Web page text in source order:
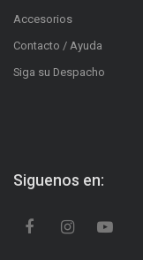
Accesorios
Contacto / Ayuda
Siga su Despacho
Siguenos en: